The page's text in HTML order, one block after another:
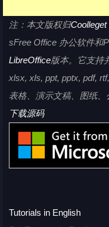
注：本文版权归Coolleget
sFree Office 办公软件和
LibreOffice版本。它支持
xlsx, xls, ppt, pptx, pdf,
表格、演示文稿、图纸、
下载源码
Tutorials in English